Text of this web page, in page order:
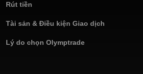
Rút tiền
Tài sản & Điều kiện Giao dịch
Lý do chọn Olymptrade